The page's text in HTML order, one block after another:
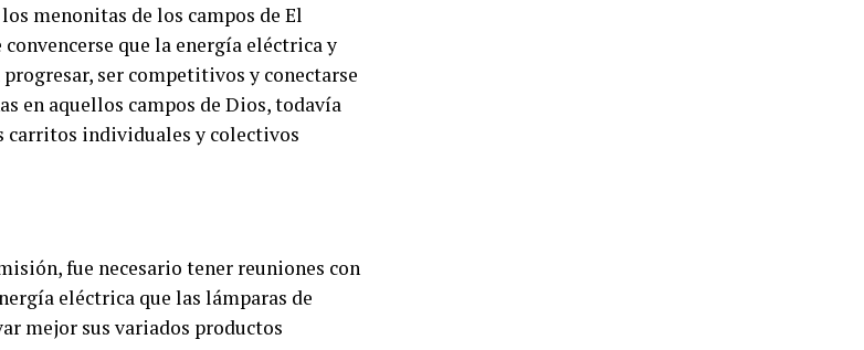
menonitas de los campos de El
que la energía eléctrica y
ser competitivos y conectarse
en aquellos campos de Dios, todavía
carritos individuales y colectivos
fue necesario tener reuniones con
eléctrica que las lámparas de
mejor sus variados productos